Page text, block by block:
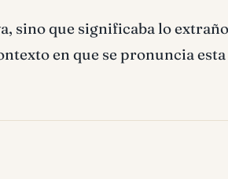
sino que significaba lo
en que se pronuncia esta